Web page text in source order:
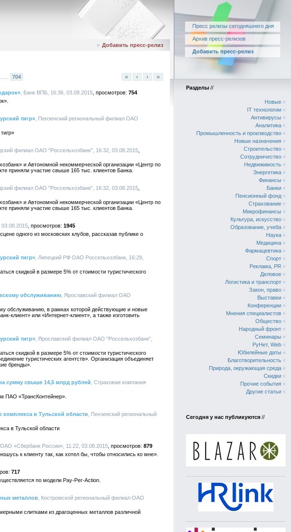
Пресс релизы сегодняшнего дня
Архив пресс-релизов
Добавить пресс-релиз
» Добавить пресс-релиз
704 « ‹ › »
, Банк ВПБ, 16:36, 03.08.2015
754
тигр» , Пензенский региональный филиал ОАО
филиал ОАО "Россельхозбанк", 16:32, 03.08.2015
и Автономной некоммерческой организации «Центр по
приняли участие свыше 165 тыс. клиентов Банка.
филиал ОАО "Россельхозбанк", 16:32, 03.08.2015
и Автономной некоммерческой организации «Центр по
приняли участие свыше 165 тыс. клиентов Банка.
03.08.2015
1945
одного из московских клубов, рассказав публике о
тигр» , Липецкий РФ ОАО Россельхозбанк, 16:29,
скидкой в размере 5% от стоимости туристического
обслуживанию , Ярославский филиал ОАО
обслуживанию, в рамках которой действующие и новые
клиент» или «Интернет-клиент», а также изготовить
тигр» , Ярославский филиал ОАО "Россельхозбанк",
скидкой в размере 5% от стоимости туристического
туристических агентств». Организация объединяет
бренды».
сумму свыше 14,5 млрд рублей , Страховая компания
ПАО «ТрансКонтейнер».
комплекса в Тульской области , Пензенский региональный
в Тульской области
«Сбербанк России», 11:22, 03.08.2015
879
к клиенту так, как хотел бы, чтобы относились ко мне».
717
по модели Pay-Per-Action.
металлов , Костромской региональный филиал ОАО
слитками из драгоценных металлов различной
Разделы //
Новые «
IT технологии «
Антивирусы «
Аналитика «
Промышленность и производство «
Новые назначения «
Строительство «
Сотрудничество «
Недвижимость «
Энергетика «
Финансы «
Банки «
Пенсионный фонд «
Страхование «
Микрофинансы «
Культура, искусство «
Образование, учеба «
Наука «
Медицина «
Фармацевтика «
Спорт «
Реклама, PR «
Деловое «
Логистика и транспорт «
Закон, право «
Выставки «
Конференции «
Мнения специалистов «
Общество «
Народный фронт «
Семинары «
РуНет, Web «
Юбилейные даты «
Благотворительность «
Природа, окружающая среда «
Скидки «
Прочие события «
Другие статьи «
Сегодня у нас публикуются //